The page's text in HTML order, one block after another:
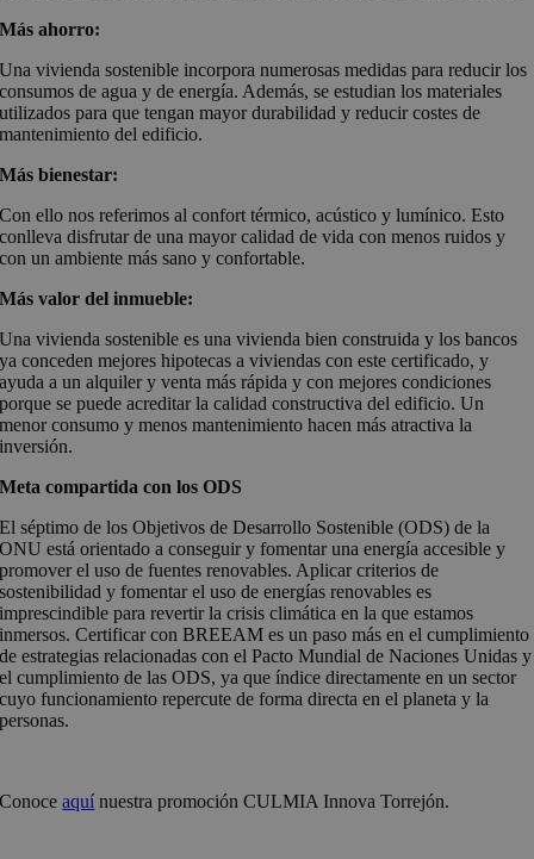
Más ahorro:
Una vivienda sostenible incorpora numerosas medidas para reducir los
consumos de agua y de energía. Además, se estudian los materiales
utilizados para que tengan mayor durabilidad y reducir costes de
mantenimiento del edificio.
Más bienestar:
Con ello nos referimos al confort térmico, acústico y lumínico. Esto
conlleva disfrutar de una mayor calidad de vida con menos ruidos y
con un ambiente más sano y confortable.
Más valor del inmueble:
Una vivienda sostenible es una vivienda bien construida y los bancos
ya conceden mejores hipotecas a viviendas con este certificado, y
ayuda a un alquiler y venta más rápida y con mejores condiciones
porque se puede acreditar la calidad constructiva del edificio. Un
menor consumo y menos mantenimiento hacen más atractiva la
inversión.
Meta compartida con los ODS
El séptimo de los Objetivos de Desarrollo Sostenible (ODS) de la
ONU está orientado a conseguir y fomentar una energía accesible y
promover el uso de fuentes renovables. Aplicar criterios de
sostenibilidad y fomentar el uso de energías renovables es
imprescindible para revertir la crisis climática en la que estamos
inmersos. Certificar con BREEAM es un paso más en el cumplimiento
de estrategias relacionadas con el Pacto Mundial de Naciones Unidas y
el cumplimiento de las ODS, ya que índice directamente en un sector
cuyo funcionamiento repercute de forma directa en el planeta y la
personas.
Conoceaquí nuestra promoción CULMIA Innova Torrejón.